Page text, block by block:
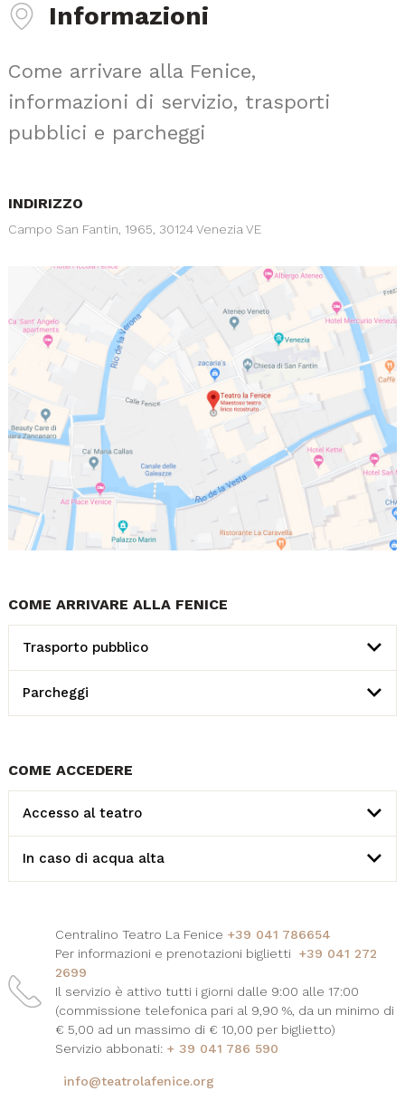
Informazioni
Come arrivare alla Fenice,
informazioni di servizio, trasporti
pubblici e parcheggi
INDIRIZZO
Campo San Fantin, 1965, 30124 Venezia VE
COME ARRIVARE ALLA FENICE
Trasporto pubblico
Parcheggi
COME ACCEDERE
Accesso al teatro
In caso di acqua alta
Centralino Teatro La Fenice +39 041 786654
Per informazioni e prenotazioni biglietti +39 041 272
2699
Il servizio è attivo tutti i giorni dalle 9:00 alle 17:00
(commissione telefonica pari al 9,90 %, da un minimo di
€ 5,00 ad un massimo di € 10,00 per biglietto)
Servizio abbonati: + 39 041 786 590
info@teatrolafenice.org